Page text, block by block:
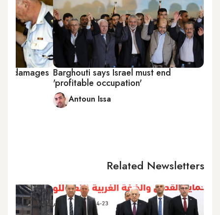
Barghouti says Israel must end
'profitable occupation'
Antoun Issa
damages
Related Newsletters